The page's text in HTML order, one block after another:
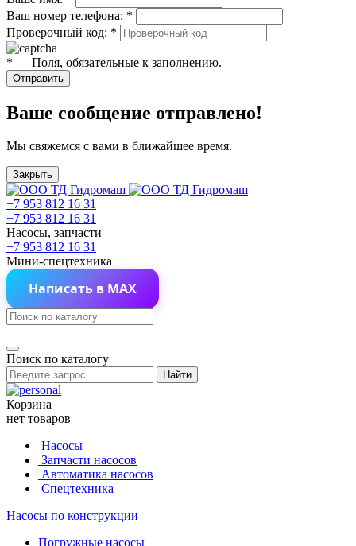
Ваш номер телефона: *
Проверочный код: *
* — Поля, обязательные к заполнению.
Отправить
Ваше сообщение отправлено!
Мы свяжемся с вами в ближайшее время.
Закрыть
+7 953 812 16 31
+7 953 812 16 31
Насосы, запчасти
+7 953 812 16 31
Мини-спецтехника
Написать в MAX
Поиск по каталогу
Найти
Корзина
нет товаров
Насосы
Запчасти насосов
Автоматика насосов
Спецтехника
Насосы по конструкции
Погружные насосы